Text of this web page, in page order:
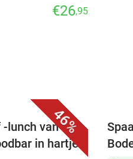
€26,95
46%
lunch van de
in hartje